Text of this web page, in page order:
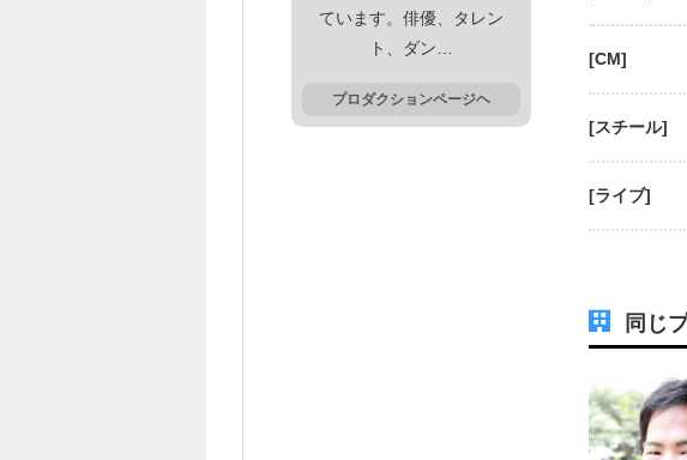
ています。俳優、タレン
ト、ダン…
プロダクションページヘ
[CM]
[スチール]
[ライブ]
同じ